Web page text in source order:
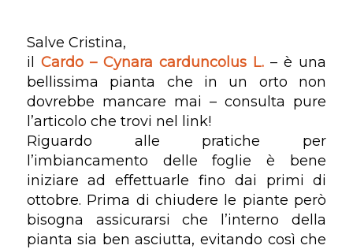
Salve Cristina,
il Cardo – Cynara carduncolus L. – è una
bellissima pianta che in un orto non
dovrebbe mancare mai – consulta pure
l’articolo che trovi nel link!
Riguardo alle pratiche per
l’imbiancamento delle foglie è bene
iniziare ad effettuarle fino dai primi di
ottobre. Prima di chiudere le piante però
bisogna assicurarsi che l’interno della
pianta sia ben asciutta, evitando così che